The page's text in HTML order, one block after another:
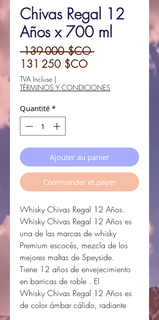
Chivas Regal 12
Años x 700 ml
139 000 $CO Prix
131 250 $COPrix
TVA Incluse |
TÉRMINOS Y CONDICIONES
Quantité *
Ajouter au panier
Commander et payer
Whisky Chivas Regal 12 Años.
Whisky Chivas Regal 12 Años es
una de las marcas de whisky
Premium escocés, mezcla de los
mejores maltas de Speyside.
Tiene 12 años de envejecimiento
en barricas de roble . El
Whisky Chivas Regal 12 Años es
de color ámbar cálido, radiante